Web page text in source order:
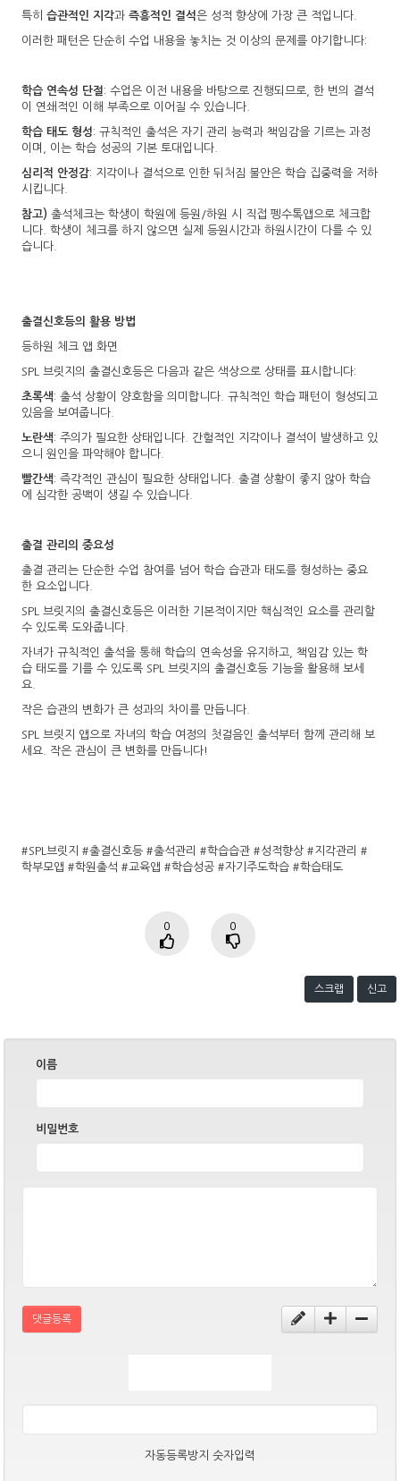
특히습관적인 지각과즉흥적인 결석은 성적 향상에 가장 큰 적입니다.
이러한 패턴은 단순히 수업 내용을 놓치는 것 이상의 문제를 야기합니다:
학습 연속성 단절 : 수업은 이전 내용을 바탕으로 진행되므로, 한 번의 결석
이 연쇄적인 이해 부족으로 이어질 수 있습니다.
학습 태도 형성: 규칙적인 출석은 자기 관리 능력과 책임감을 기르는 과정
이며, 이는 학습 성공의 기본 토대입니다.
심리적 안정감: 지각이나 결석으로 인한 뒤처짐 불안은 학습 집중력을 저하
시킵니다.
참고) 출석체크는 학생이 학원에 등원/하원 시 직접 펭수톡앱으로 체크합
니다. 학생이 체크를 하지 않으면 실제 등원시간과 하원시간이 다를 수 있
습니다.
출결신호등의 활용 방법
등하원 체크 앱 화면
SPL 브릿지의 출결신호등은 다음과 같은 색상으로 상태를 표시합니다:
초록색: 출석 상황이 양호함을 의미합니다. 규칙적인 학습 패턴이 형성되고
있음을 보여줍니다.
노란색: 주의가 필요한 상태입니다. 간헐적인 지각이나 결석이 발생하고 있
으니 원인을 파악해야 합니다.
빨간색: 즉각적인 관심이 필요한 상태입니다. 출결 상황이 좋지 않아 학습
에 심각한 공백이 생길 수 있습니다.
출결 관리의 중요성
출결 관리는 단순한 수업 참여를 넘어 학습 습관과 태도를 형성하는 중요
한 요소입니다.
SPL 브릿지의 출결신호등은 이러한 기본적이지만 핵심적인 요소를 관리할
수 있도록 도와줍니다.
자녀가 규칙적인 출석을 통해 학습의 연속성을 유지하고, 책임감 있는 학
습 태도를 기를 수 있도록 SPL 브릿지의 출결신호등 기능을 활용해 보세
요.
작은 습관의 변화가 큰 성과의 차이를 만듭니다.
SPL 브릿지 앱으로 자녀의 학습 여정의 첫걸음인 출석부터 함께 관리해 보
세요. 작은 관심이 큰 변화를 만듭니다!
#SPL브릿지 #출결신호등 #출석관리 #학습습관 #성적향상 #지각관리 #
학부모앱 #학원출석 #교육앱 #학습성공 #자기주도학습 #학습태도
0 0
스크랩 신고
이름
비밀번호
댓글등록
자동등록방지 숫자입력